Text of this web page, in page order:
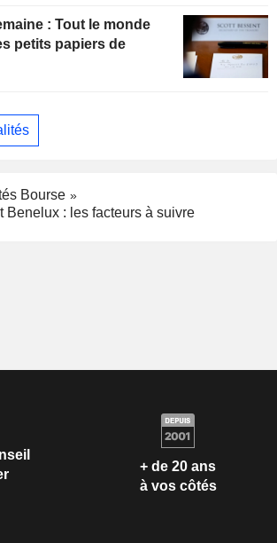
: Tout le monde
petits papiers de
Bourse
Benelux : les facteurs à suivre
+ de 20 ans
à vos côtés